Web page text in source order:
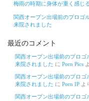
梅雨の時期に身体が重く感じ
関西オープン出場前のプロゴ
来院されました
最近のコメント
関西オープン出場前のプロ
来院されました に Porn Pics
関西オープン出場前のプロ
来院されました に Porn IP よ
関西オープン出場前のプロ